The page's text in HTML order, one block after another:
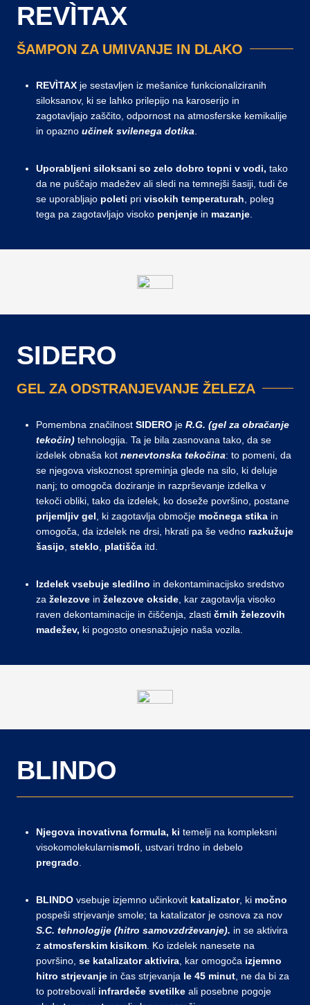
REVÌTAX
ŠAMPON ZA UMIVANJE IN DLAKO
REVÌTAX je sestavljen iz mešanice funkcionaliziranih
siloksanov, ki se lahko prilepijo na karoserijo in
zagotavljajo zaščito, odpornost na atmosferske kemikalije
in opazno učinek svilenega dotika
Uporabljeni siloksani so zelo dobro topni v vodi, tako
da ne puščajo madežev ali sledi na temnejši šasiji, tudi če
se uporabljajo poleti pri visokih temperaturah , poleg
tega pa zagotavljajo visoko penjenje in mazanje
SIDERO
GEL ZA ODSTRANJEVANJE ŽELEZA
Pomembna značilnost SIDERO je R.G. (gel za obračanje
tekočin) tehnologija. Ta je bila zasnovana tako, da se
izdelek obnaša kot nenevtonska tekočina: to pomeni, da
se njegova viskoznost spreminja glede na silo, ki deluje
nanj; to omogoča doziranje in razprševanje izdelka v
tekoči obliki, tako da izdelek, ko doseže površino, postane
prijemljiv gel , ki zagotavlja območje močnega stika in
omogoča, da izdelek ne drsi, hkrati pa še vedno razkužuje
šasijo steklo platišča itd.
Izdelek vsebuje sledilno in dekontaminacijsko sredstvo
za železove in železove okside , kar zagotavlja visoko
raven dekontaminacije in čiščenja, zlasti črnih železovih
madežev, ki pogosto onesnažujejo naša vozila.
BLINDO
Njegova inovativna formula, ki temelji na kompleksni
visokomolekularnismoli, ustvari trdno in debelo
pregrado.
BLINDO vsebuje izjemno učinkovit katalizator, ki močno
pospeši strjevanje smole; ta katalizator je osnova za nov
S.C. tehnologije (hitro samovzdrževanje). in se aktivira
z atmosferskim kisikom. Ko izdelek nanesete na
površino, se katalizator aktivira, kar omogoča izjemno
hitro strjevanje in čas strjevanja le 45 minut, ne da bi za
to potrebovali infrardeče svetilke ali posebne pogoje